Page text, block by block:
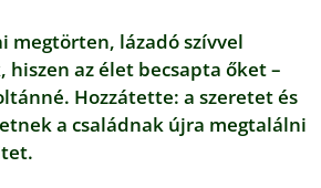
megtörten, lázadó szívvel
az élet becsapta őket –
Hozzátette: a szeretet és
a családnak újra megtalálni